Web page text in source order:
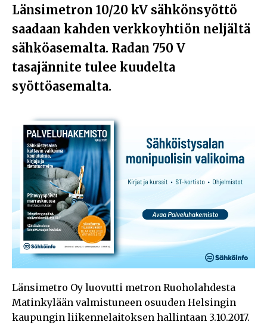
Länsimetron 10/20 kV sähkönsyöttö
saadaan kahden verkkoyhtiön neljältä
sähköasemalta. Radan 750 V
tasajännite tulee kuudelta
syöttöasemalta.
Länsimetro Oy luovutti metron Ruoholahdesta
Matinkylään valmistuneen osuuden Helsingin
kaupungin liikennelaitoksen hallintaan 3.10.2017.